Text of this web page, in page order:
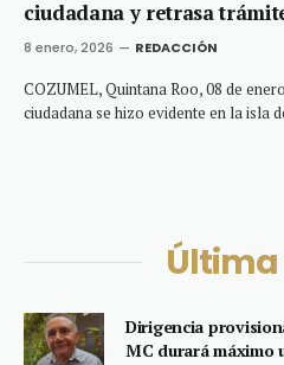
ciudadana y retrasa
8 enero, 2026 REDACCIÓN
COZUMEL, Quintana Roo, 08 de
ciudadana se hizo evidente en la isla
Última
Dirigencia
MC durará máximo